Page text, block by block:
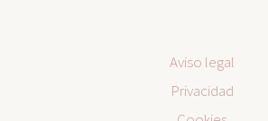
Aviso legal
Privacidad